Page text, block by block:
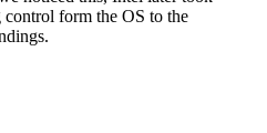
form the OS to the